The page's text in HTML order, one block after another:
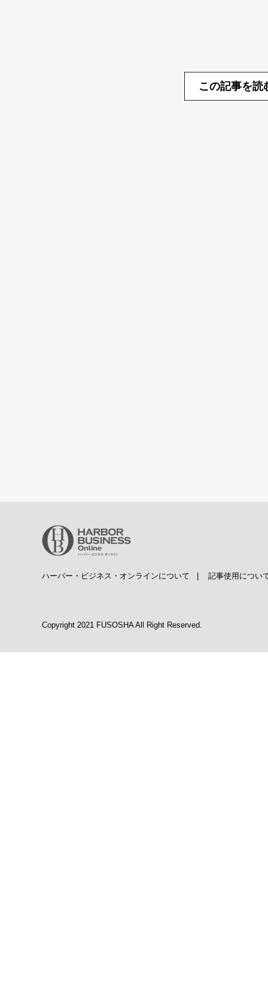
この記事を読
ハーバー・ビジネス・オンラインについて | 記事使用につい
Copyright 2021 FUSOSHA All Right Reserved.